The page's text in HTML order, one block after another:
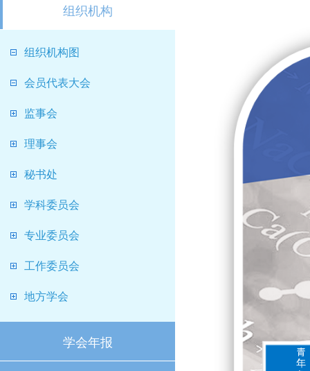
组织机构
组织机构图
会员代表大会
监事会
理事会
秘书处
学科委员会
专业委员会
工作委员会
地方学会
学会年报